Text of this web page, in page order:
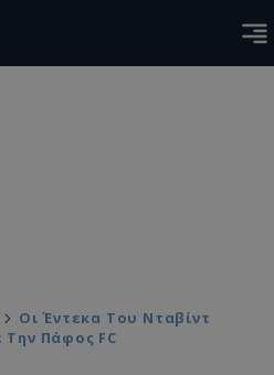
Οι Έντεκα Του Νταβίντ
Πάφος FC